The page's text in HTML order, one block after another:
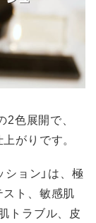
色展開で、
がりです。
ョン」は、極
ト、敏感肌
トラブル、皮